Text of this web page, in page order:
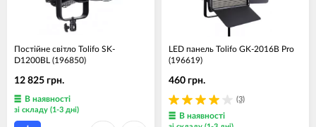
Постійне світло Tolifo SK-
D1200BL (196850)
12 825 грн.
В наявності
зі складу (1-3 дні)
LED панель Tolifo GK-2016B Pro
(196619)
(3)
460 грн.
В наявності